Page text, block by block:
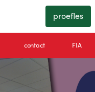
proefles
contact FIA